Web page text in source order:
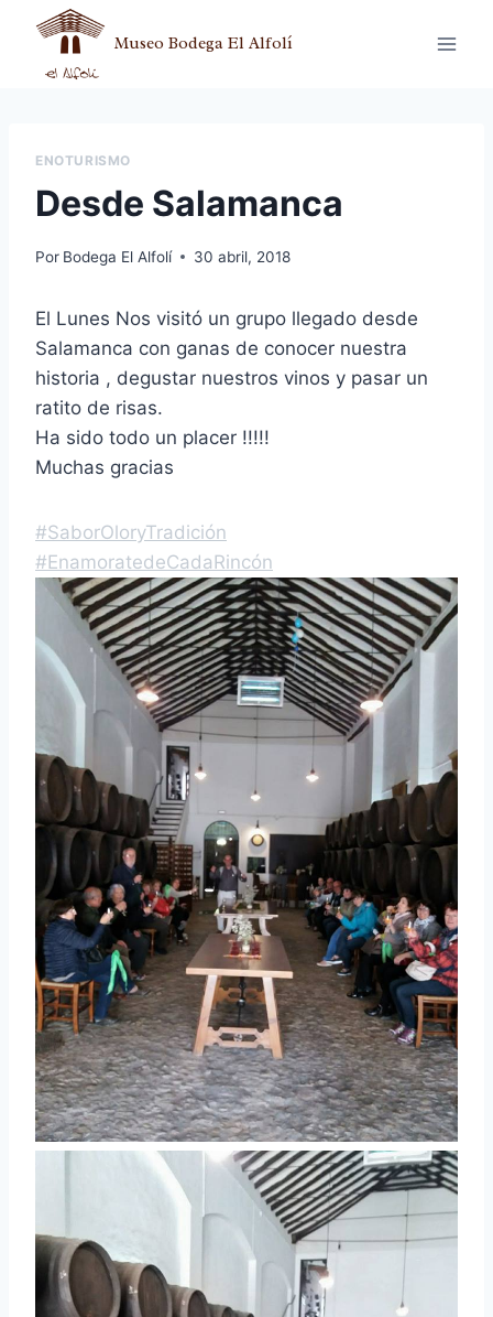
Museo Bodega El Alfolí
ENOTURISMO
Desde Salamanca
Por Bodega El Alfolí 30 abril, 2018
El Lunes Nos visitó un grupo llegado desde
Salamanca con ganas de conocer nuestra
historia , degustar nuestros vinos y pasar un
ratito de risas.
Ha sido todo un placer !!!!!
Muchas gracias
#SaborOloryTradición
#EnamoratedeCadaRincón